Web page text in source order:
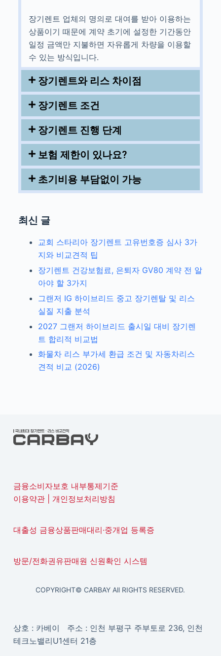
장기렌트 업체의 명의로 대여를 받아 이용하는
상품이기 때문에 계약 초기에 설정한 기간동안
일정 금액만 지불하면 자유롭게 차량을 이용할
수 있는 방식입니다.
장기렌트와 리스 차이점
장기렌트 조건
장기렌트 진행 단계
보험 제한이 있나요?
초기비용 부담없이 가능
최신 글
교회 스타리아 장기렌트 고유번호증 심사 3가
지와 비교견적 팁
장기렌트 건강보험료, 은퇴자 GV80 계약 전 알
아야 할 3가지
그랜저 IG 하이브리드 중고 장기렌탈 및 리스
실질 지출 분석
2027 그랜저 하이브리드 출시일 대비 장기렌
트 합리적 비교법
화물차 리스 부가세 환급 조건 및 자동차리스
견적 비교 (2026)
금융소비자보호 내부통제기준
이용약관| 개인정보처리방침
대출성 금융상품판매대리·중개업 등록증
방문/전화권유판매원 신원확인 시스템
COPYRIGHT© CARBAY All RIGHTS RESERVED.
상호 : 카베이 주소 : 인천 부평구 주부토로 236, 인천
테크노밸리U1센터 21층